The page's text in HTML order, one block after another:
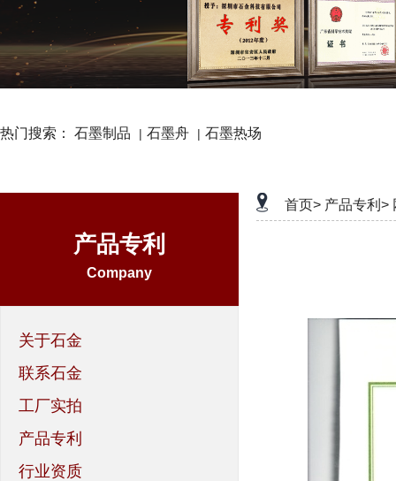
热门搜索： 石墨制品 | 石墨舟 | 石墨热场
产品专利
Company
关于石金
联系石金
工厂实拍
产品专利
行业资质
首页> 产品专利>